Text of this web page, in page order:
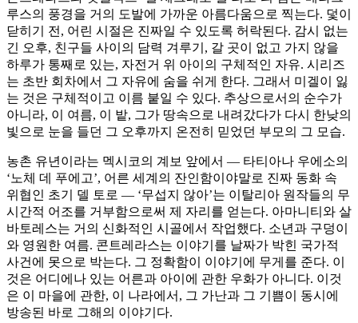
루스의 풍경을 거의 도발에 가까운 아름다움으로 찍는다. 덫이
닫히기 전, 어린 시절은 진짜일 수 있도록 허락된다. 감시 없는
긴 오후, 친구들 사이의 담력 겨루기, 갈 곳이 없고 가지 않을
하루가 통째로 있는, 자전거 위 아이의 구체적인 자유. 시리즈
는 초반 회차에서 그 자유에 숨을 쉬게 한다. 그래서 미겔이 잃
는 것은 구체적이고 이름 붙일 수 있다. 추상으로서의 순수가
아니라, 이 여름, 이 밭, 그가 땅속으로 내려갔다가 다시 한낮의
빛으로 눈을 들던 그 오후까지 온전히 믿었던 부모의 그 모습.
농촌 유년이라는 멕시코의 계보 앞에서 — 타티아나 우에소의
‘노체 데 푸에고’, 어른 세계의 잔인함이야말로 진짜 동화 속
위협인 초기 델 토로 — ‘무섭지 않아’는 이탈리아 원작들의 무
시간적 어조를 거부함으로써 제 자리를 얻는다. 아마니티와 살
바토레스는 거의 신화적인 시골에서 작업했다. 소년과 구덩이
와 영원한 여름. 콘트레라스는 이야기를 날짜가 박힌 국가적
사건에 못으로 박는다. 그 정확함이 이야기에 무게를 준다. 이
것은 어디에나 있는 어른과 아이에 관한 우화가 아니다. 이것
은 이 마을에 관한, 이 나라에서, 그 가난과 그 기쁨이 동시에
방송된 바로 그해의 이야기다.